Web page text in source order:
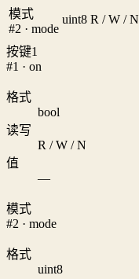
模式
#2 · mode
uint8 R / W / N
按键1
#1 · on
格式
bool
读写
R / W / N
值
—
模式
#2 · mode
格式
uint8